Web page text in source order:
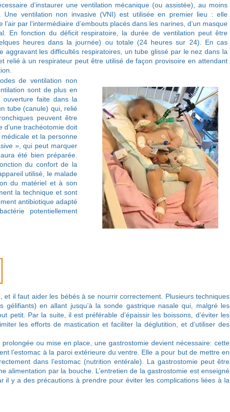
il faut aider les bébés à se nourrir correctement. Plusieurs techniques
gélifiants) en allant jusqu’à la sonde gastrique nasale qui, malgré les
petit. Par la suite, il est préférable d’épaissir les boissons, d’éviter les
les efforts de mastication et faciliter la déglutition, et d’utiliser des
ou mise en place, une gastrostomie devient nécessaire: cette
l’estomac à la paroi extérieure du ventre. Elle a pour but de mettre en
dans l’estomac (nutrition entérale). La gastrostomie peut être
alimentation par la bouche. L’entretien de la gastrostomie est enseigné
y a des précautions à prendre pour éviter les complications liées à la
d’instaurer une ventilation mécanique (ou assistée), au moins
Une ventilation non invasive (VNI) est utilisée en premier lieu : elle
par l’intermédiaire d’embouts placés dans les narines, d’un masque
En fonction du déficit respiratoire, la durée de ventilation peut être
heures dans la journée) ou totale (24 heures sur 24). En cas
aggravant les difficultés respiratoires, un tube glissé par le nez dans la
relié à un respirateur peut être utilisé de façon provisoire en attendant
de ventilation non
sont de plus en
ouverture faite dans la
tube (canule) qui, relié
peuvent être
d’une trachéotomie doit
et la personne
», qui peut marquer
été bien préparée.
du confort de la
utilisé, le malade
du matériel et à son
la technique et sont
antibiotique adapté
potentiellement